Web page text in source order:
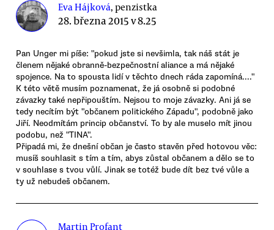
Eva Hájková, penzistka
28. března 2015 v 8.25
Pan Unger mi píše: "pokud jste si nevšimla, tak náš stát je
členem nějaké obranně-bezpečnostní aliance a má nějaké
spojence. Na to spousta lidí v těchto dnech ráda zapomíná...."
K této větě musím poznamenat, že já osobně si podobné
závazky také nepřipouštím. Nejsou to moje závazky. Ani já se
tedy necítím být "občanem politického Západu", podobně jako
Jiří. Neodmítám princip občanství. To by ale muselo mít jinou
podobu, než "TINA".
Připadá mi, že dnešní občan je často stavěn před hotovou věc:
musíš souhlasit s tím a tím, abys zůstal občanem a dělo se to
v souhlase s tvou vůlí. Jinak se totéž bude dít bez tvé vůle a
ty už nebudeš občanem.
Martin Profant